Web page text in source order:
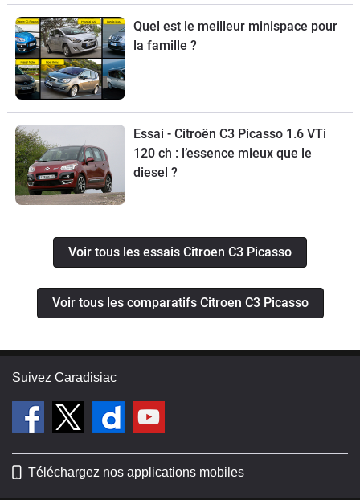
Quel est le meilleur minispace pour
la famille ?
Essai - Citroën C3 Picasso 1.6 VTi
120 ch : l’essence mieux que le
diesel ?
Voir tous les essais Citroen C3 Picasso
Voir tous les comparatifs Citroen C3 Picasso
Suivez Caradisiac
Téléchargez nos applications mobiles